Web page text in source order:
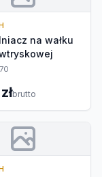
na wałku
brutto